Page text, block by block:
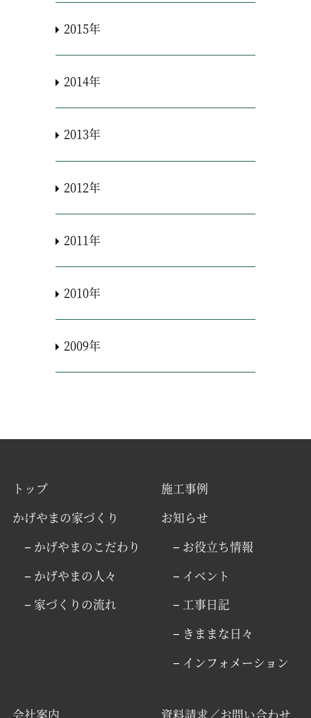
2015年
2014年
2013年
2012年
2011年
2010年
2009年
トップ
かげやまの家づくり
− かげやまのこだわり
− かげやまの人々
− 家づくりの流れ
施工事例
お知らせ
− お役立ち情報
− イベント
− 工事日記
− きままな日々
− インフォメーション
会社案内 資料請求／お問い合わせ